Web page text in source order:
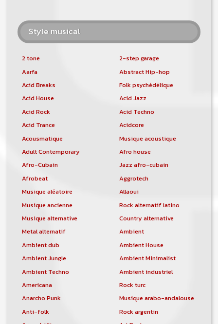
Style musical
2 tone
2-step garage
Aarfa
Abstract Hip-hop
Acid Breaks
Folk psychédélique
Acid House
Acid Jazz
Acid Rock
Acid Techno
Acid Trance
Acidcore
Acousmatique
Musique acoustique
Adult Contemporary
Afro house
Afro-Cubain
Jazz afro-cubain
Afrobeat
Aggrotech
Musique aléatoire
Allaoui
Musique ancienne
Rock alternatif latino
Musique alternative
Country alternative
Metal alternatif
Ambient
Ambient dub
Ambient House
Ambient Jungle
Ambient Minimalist
Ambient Techno
Ambient industriel
Americana
Rock turc
Anarcho Punk
Musique arabo-andalouse
Anti-folk
Rock argentin